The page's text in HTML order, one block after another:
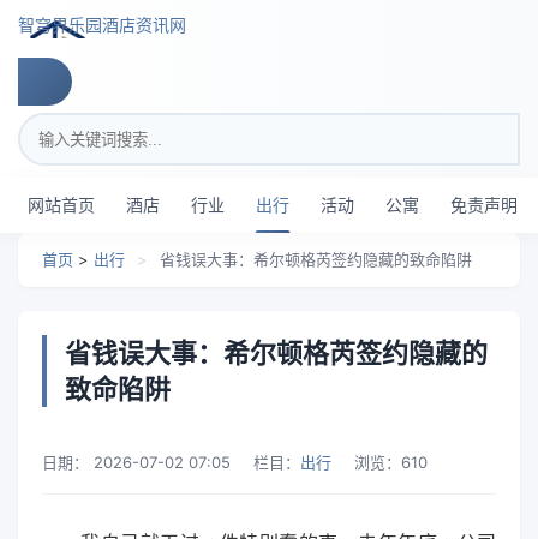
智穹界乐园酒店资讯网
搜索关键词
网站首页 酒店 行业 出行 活动 公寓 免责声明
首页 > 出行 > 省钱误大事：希尔顿格芮签约隐藏的致命陷阱
省钱误大事：希尔顿格芮签约隐藏的
致命陷阱
日期： 2026-07-02 07:05 栏目： 出行 浏览： 610